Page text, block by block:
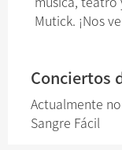
Mutick. ¡Nos
Conciertos
Actualmente
Sangre Fácil